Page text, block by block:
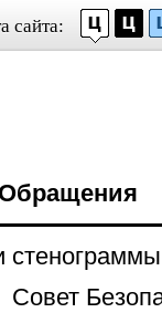
сайта:
Обращения
стенограммы
Совет